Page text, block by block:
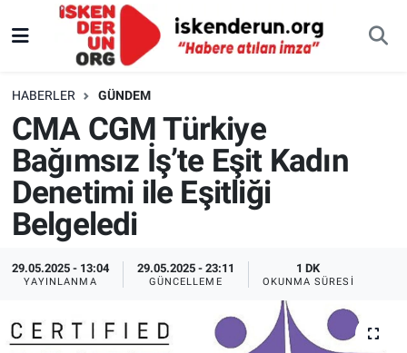
HABERLER GÜNDEM
CMA CGM Türkiye
Bağımsız İş’te Eşit Kadın
Denetimi ile Eşitliği
Belgeledi
29.05.2025 - 13:04
YAYINLANMA
29.05.2025 - 23:11
GÜNCELLEME
1 DK
OKUNMA SÜRESI